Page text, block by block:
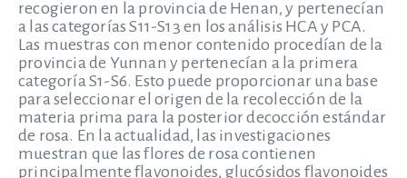
recogieron en la provincia de Henan, y pertenecían
a las categorías S11-S13 en los análisis HCA y PCA.
Las muestras con menor contenido procedían de la
provincia de Yunnan y pertenecían a la primera
categoría S1-S6. Esto puede proporcionar una base
para seleccionar el origen de la recolección de la
materia prima para la posterior decocción estándar
de rosa. En la actualidad, las investigaciones
muestran que las flores de rosa contienen
principalmente flavonoides, glucósidos flavonoides